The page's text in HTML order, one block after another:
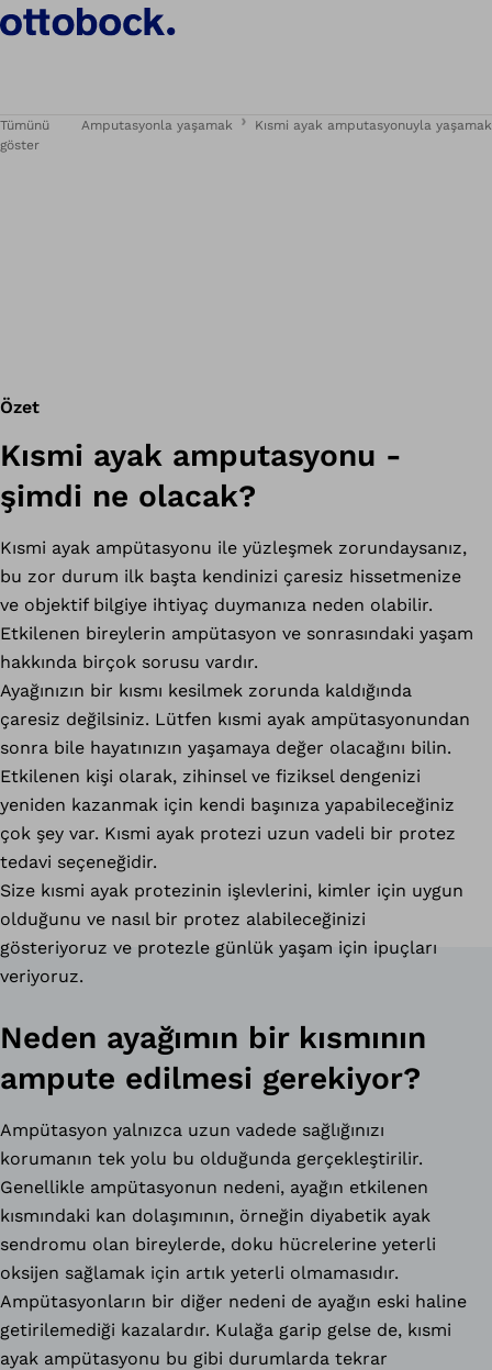
Tümünü
göster
Amputasyonla yaşamak Kısmi ayak amputasyonuyla yaşamak
Özet
Kısmi ayak amputasyonu -
şimdi ne olacak?
Kısmi ayak ampütasyonu ile yüzleşmek zorundaysanız,
bu zor durum ilk başta kendinizi çaresiz hissetmenize
ve objektif bilgiye ihtiyaç duymanıza neden olabilir.
Etkilenen bireylerin ampütasyon ve sonrasındaki yaşam
hakkında birçok sorusu vardır.
Ayağınızın bir kısmı kesilmek zorunda kaldığında
çaresiz değilsiniz. Lütfen kısmi ayak ampütasyonundan
sonra bile hayatınızın yaşamaya değer olacağını bilin.
Etkilenen kişi olarak, zihinsel ve fiziksel dengenizi
yeniden kazanmak için kendi başınıza yapabileceğiniz
çok şey var. Kısmi ayak protezi uzun vadeli bir protez
tedavi seçeneğidir.
Size kısmi ayak protezinin işlevlerini, kimler için uygun
olduğunu ve nasıl bir protez alabileceğinizi
gösteriyoruz ve protezle günlük yaşam için ipuçları
veriyoruz.
Neden ayağımın bir kısmının
ampute edilmesi gerekiyor?
Ampütasyon yalnızca uzun vadede sağlığınızı
korumanın tek yolu bu olduğunda gerçekleştirilir.
Genellikle ampütasyonun nedeni, ayağın etkilenen
kısmındaki kan dolaşımının, örneğin diyabetik ayak
sendromu olan bireylerde, doku hücrelerine yeterli
oksijen sağlamak için artık yeterli olmamasıdır.
Ampütasyonların bir diğer nedeni de ayağın eski haline
getirilemediği kazalardır. Kulağa garip gelse de, kısmi
ayak ampütasyonu bu gibi durumlarda tekrar